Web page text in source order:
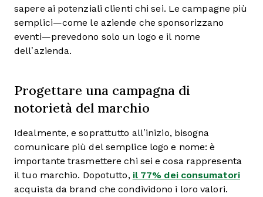
sapere ai potenziali clienti chi sei. Le campagne più
semplici—come le aziende che sponsorizzano
eventi—prevedono solo un logo e il nome
dell’azienda.
Progettare una campagna di
notorietà del marchio
Idealmente, e soprattutto all’inizio, bisogna
comunicare più del semplice logo e nome: è
importante trasmettere chi sei e cosa rappresenta
il tuo marchio. Dopotutto, il 77% dei consumatori
acquista da brand che condividono i loro valori.